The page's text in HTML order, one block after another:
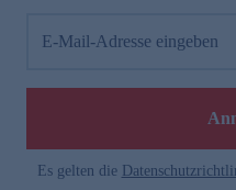
E-Mail-Adresse eingeben
Es gelten die